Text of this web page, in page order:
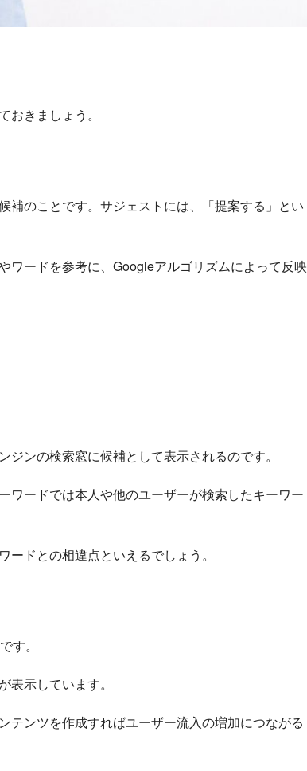
きましょう。
補のことです。サジェストには、「提案する」とい
ワードを参考に、Googleアルゴリズムによって反映
ンの検索窓に候補として表示されるのです。
ワードでは本人や他のユーザーが検索したキーワー
ドとの相違点といえるでしょう。
す。
示しています。
テンツを作成すればユーザー流入の増加につながる